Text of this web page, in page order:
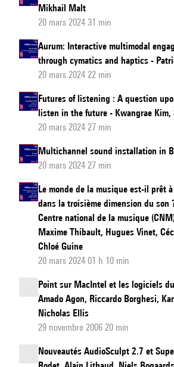
Mikhail Malt
20 mars 2024 31 min
Aurum: Interactive multimodal
through cymatics and haptics -
20 mars 2024 22 min
Futures of listening : A question
listen in the future - Kwangrae Kim,
20 mars 2024 27 min
Multichannel sound installation in
20 mars 2024 27 min
Le monde de la musique est-il prêt
dans la troisième dimension du son
Centre national de la musique
Maxime Thibault, Hugues Vinet,
Chloé Guine
20 mars 2024 01 h 10 min
Point sur MacIntel et les logiciels
Amado Agon, Riccardo Borghesi,
Nicholas Ellis
29 novembre 2006 20 min
Nouveautés AudioSculpt 2.7 et